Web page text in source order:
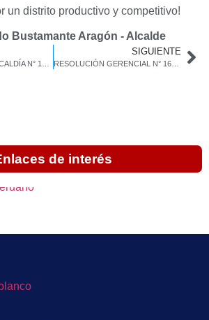
un distrito productivo y competitivo!
Bustamante Aragón - Alcalde
SIGUIENTE
RESOLUCIÓN GERENCIAL N° 165-2026-GM/MDL-C-C.
de interés